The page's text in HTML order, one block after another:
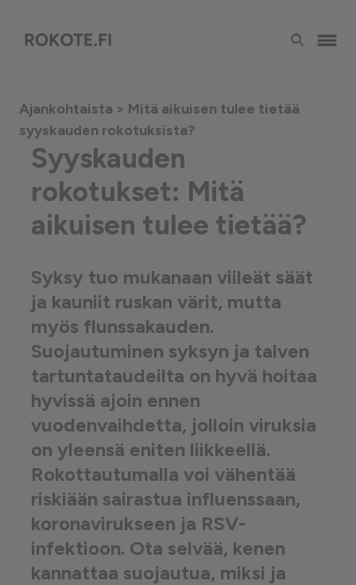
Ajankohtaista > Mitä aikuisen tulee tietää
syyskauden rokotuksista?
Syyskauden
rokotukset: Mitä
aikuisen tulee tietää?
Syksy tuo mukanaan viileät säät
ja kauniit ruskan värit, mutta
myös flunssakauden.
Suojautuminen syksyn ja talven
tartuntataudeilta on hyvä hoitaa
hyvissä ajoin ennen
vuodenvaihdetta, jolloin viruksia
on yleensä eniten liikkeellä.
Rokottautumalla voi vähentää
riskiään sairastua influenssaan,
koronavirukseen ja RSV-
infektioon. Ota selvää, kenen
kannattaa suojautua, miksi ja